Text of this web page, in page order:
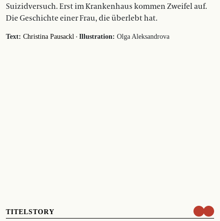
Suizidversuch. Erst im Krankenhaus kommen Zweifel auf.
Die Geschichte einer Frau, die überlebt hat.
Text: Christina Pausackl · Illustration: Olga Aleksandrova
TITELSTORY